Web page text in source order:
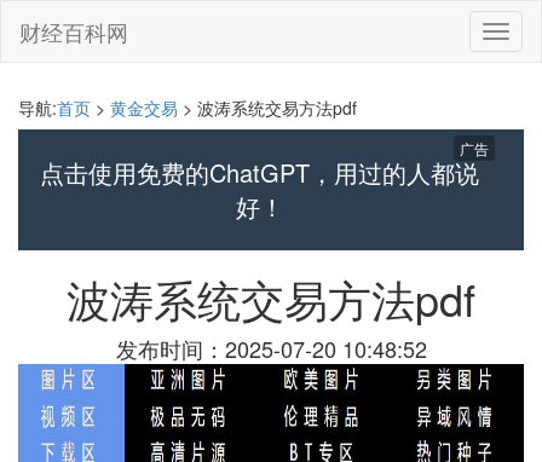
切
换
财经百科网
导航:首页 > 黄金交易 > 波涛系统交易方法pdf
点击使用免费的ChatGPT，用过的人都说
好！
广告
波涛系统交易方法pdf
发布时间：2025-07-20 10:48:52